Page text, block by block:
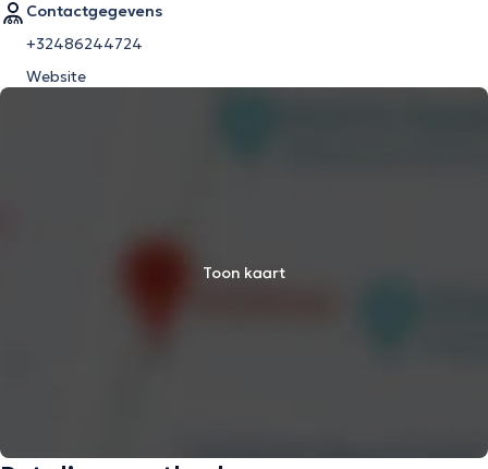
Contactgegevens
+32486244724
Website
Toon kaart